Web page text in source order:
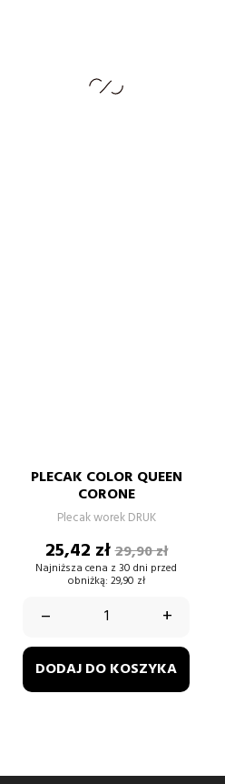
PLECAK COLOR QUEEN
CORONE
Plecak worek DRUK
Cena
25,42 złCena
podstawowa
29,90 zł
Najniższa cena z 30 dni przed
obniżką: 29,90 zł
– +
DODAJ DO KOSZYKA